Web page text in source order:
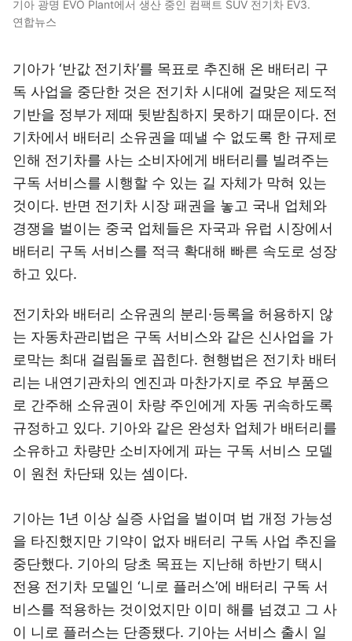
기아 광명 EVO Plant에서 생산 중인 컴팩트 SUV 전기차 EV3.
연합뉴스
기아가 ‘반값 전기차’를 목표로 추진해 온 배터리 구
독 사업을 중단한 것은 전기차 시대에 걸맞은 제도적
기반을 정부가 제때 뒷받침하지 못하기 때문이다. 전
기차에서 배터리 소유권을 떼낼 수 없도록 한 규제로
인해 전기차를 사는 소비자에게 배터리를 빌려주는
구독 서비스를 시행할 수 있는 길 자체가 막혀 있는
것이다. 반면 전기차 시장 패권을 놓고 국내 업체와
경쟁을 벌이는 중국 업체들은 자국과 유럽 시장에서
배터리 구독 서비스를 적극 확대해 빠른 속도로 성장
하고 있다.
전기차와 배터리 소유권의 분리·등록을 허용하지 않
는 자동차관리법은 구독 서비스와 같은 신사업을 가
로막는 최대 걸림돌로 꼽힌다. 현행법은 전기차 배터
리는 내연기관차의 엔진과 마찬가지로 주요 부품으
로 간주해 소유권이 차량 주인에게 자동 귀속하도록
규정하고 있다. 기아와 같은 완성차 업체가 배터리를
소유하고 차량만 소비자에게 파는 구독 서비스 모델
이 원천 차단돼 있는 셈이다.
기아는 1년 이상 실증 사업을 벌이며 법 개정 가능성
을 타진했지만 기약이 없자 배터리 구독 사업 추진을
중단했다. 기아의 당초 목표는 지난해 하반기 택시
전용 전기차 모델인 ‘니로 플러스’에 배터리 구독 서
비스를 적용하는 것이었지만 이미 해를 넘겼고 그 사
이 니로 플러스는 단종됐다. 기아는 서비스 출시 일